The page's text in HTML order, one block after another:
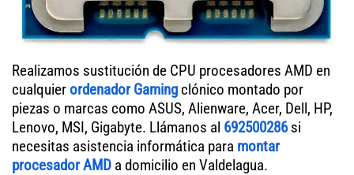
Realizamos sustitución de CPU procesadores AMD en
cualquierordenador Gaming clónico montado por
piezas o marcas como ASUS, Alienware, Acer, Dell, HP,
Lenovo, MSI, Gigabyte. Llámanos al 692500286si
necesitas asistencia informática para montar
procesador AMD a domicilio en Valdelagua.